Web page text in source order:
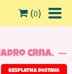
(0)
crna.
BESPLATNA DOSTAVA